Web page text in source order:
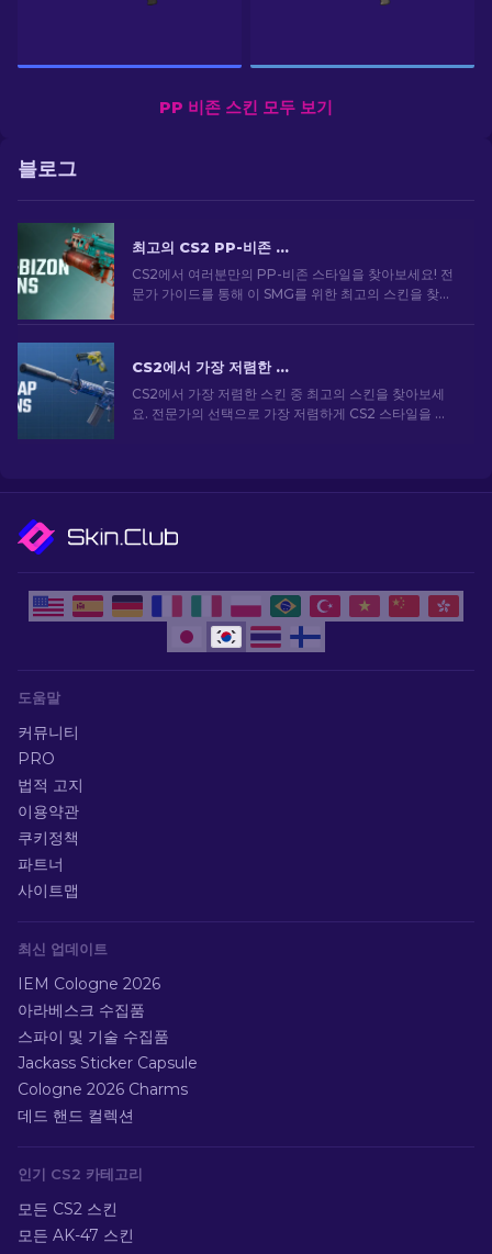
PP 비존 스킨 모두 보기
블로그
최고의 CS2 PP-비존 스킨 [2026]
CS2에서 여러분만의 PP-비존 스타일을 찾아보세요! 전
문가 가이드를 통해 이 SMG를 위한 최고의 스킨을 찾아
CS2에서 가장 저렴한 스킨 [2026]
CS2에서 가장 저렴한 스킨 중 최고의 스킨을 찾아보세
요. 전문가의 선택으로 가장 저렴하게 CS2 스타일을 업
도움말
커뮤니티
PRO
법적 고지
이용약관
쿠키정책
파트너
사이트맵
최신 업데이트
IEM Cologne 2026
아라베스크 수집품
스파이 및 기술 수집품
Jackass Sticker Capsule
Cologne 2026 Charms
데드 핸드 컬렉션
인기 CS2 카테고리
모든 CS2 스킨
모든 AK-47 스킨